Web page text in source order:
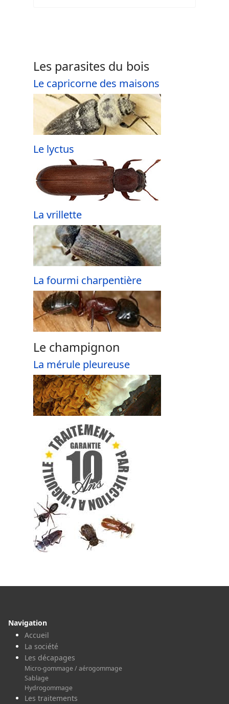
Les parasites du bois
Le capricorne des maisons
Le lyctus
La vrillette
La fourmi charpentière
Le champignon
La mérule pleureuse
Navigation
Accueil
La société
Les décapages
Micro-gommage / aérogommage
Sablage
Hydrogommage
Les traitements